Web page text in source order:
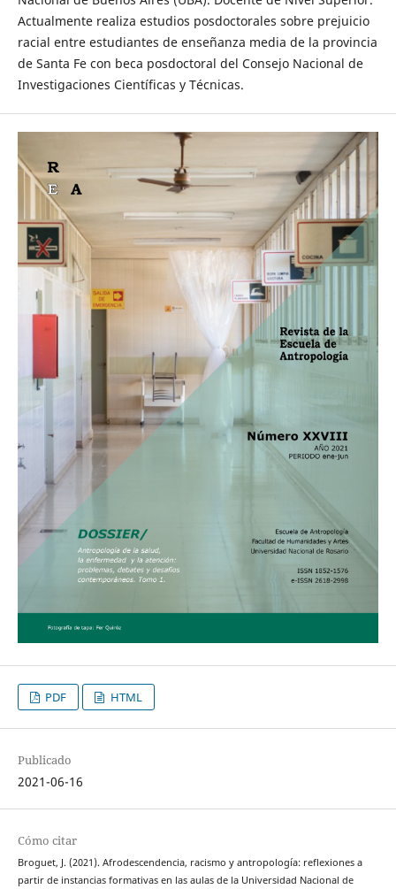
Actualmente realiza estudios posdoctorales sobre prejuicio
racial entre estudiantes de enseñanza media de la provincia
de Santa Fe con beca posdoctoral del Consejo Nacional de
Investigaciones Científicas y Técnicas.
PDF HTML
Publicado
2021-06-16
Cómo citar
Broguet, J. (2021). Afrodescendencia, racismo y antropología: reflexiones a
partir de instancias formativas en las aulas de la Universidad Nacional de